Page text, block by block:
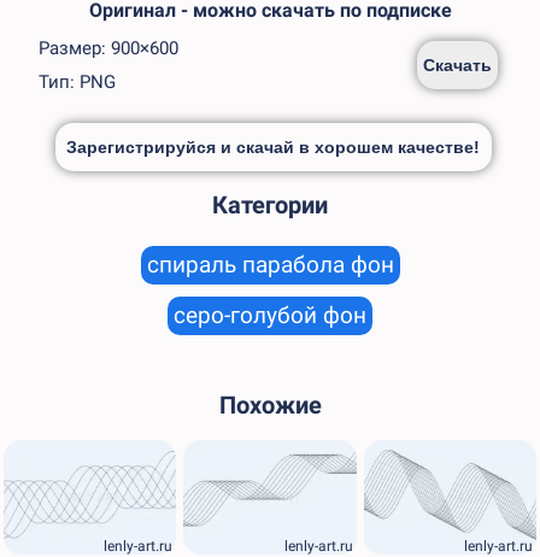
Оригинал - можно скачать по подписке
Размер: 900×600
Тип: PNG
Скачать
Зарегистрируйся и скачай в хорошем качестве!
Категории
спираль парабола фон
серо-голубой фон
Похожие
lenly-art.ru lenly-art.ru lenly-art.ru